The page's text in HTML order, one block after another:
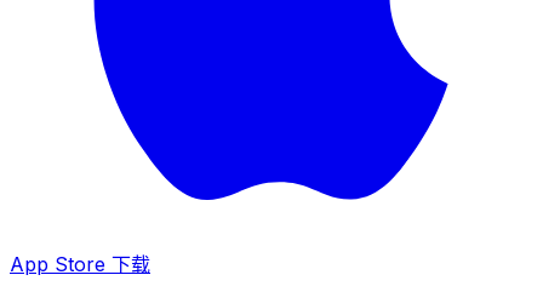
App Store 下载